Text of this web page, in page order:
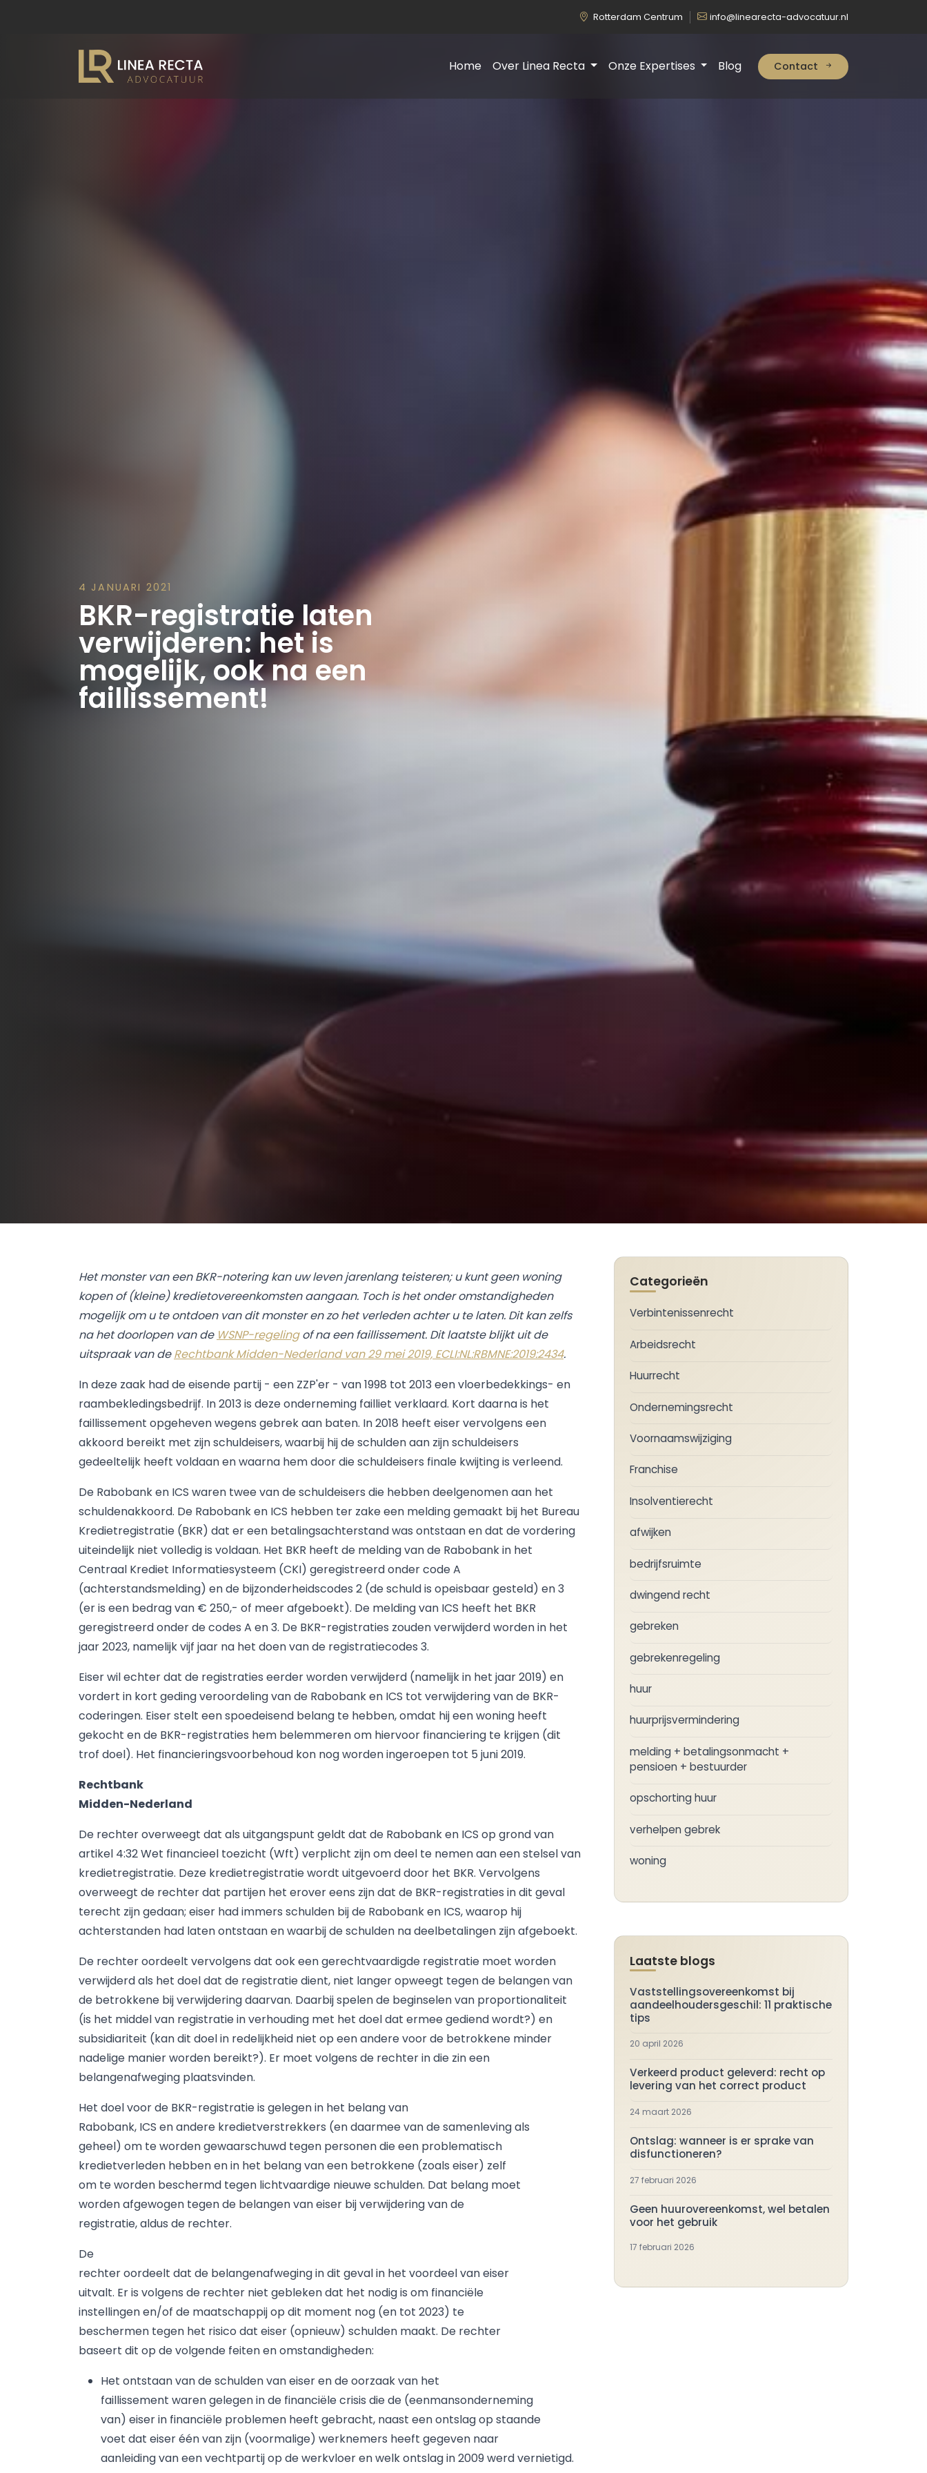
Rotterdam Centrum info@linearecta-advocatuur.nl
Home Over Linea Recta Onze Expertises Blog Contact
4 JANUARI 2021
BKR-registratie laten
verwijderen: het is
mogelijk, ook na een
faillissement!
Het monster van een BKR-notering kan uw leven jarenlang teisteren; u kunt geen woning
kopen of (kleine) kredietovereenkomsten aangaan. Toch is het onder omstandigheden
mogelijk om u te ontdoen van dit monster en zo het verleden achter u te laten. Dit kan zelfs
na het doorlopen van de WSNP-regelingof na een faillissement. Dit laatste blijkt uit de
uitspraak van deRechtbank Midden-Nederland van 29 mei 2019, ECLI:NL:RBMNE:2019:2434.
In deze zaak had de eisende partij - een ZZP'er - van 1998 tot 2013 een vloerbedekkings- en
raambekledingsbedrijf. In 2013 is deze onderneming failliet verklaard. Kort daarna is het
faillissement opgeheven wegens gebrek aan baten. In 2018 heeft eiser vervolgens een
akkoord bereikt met zijn schuldeisers, waarbij hij de schulden aan zijn schuldeisers
gedeeltelijk heeft voldaan en waarna hem door die schuldeisers finale kwijting is verleend.
De Rabobank en ICS waren twee van de schuldeisers die hebben deelgenomen aan het
schuldenakkoord. De Rabobank en ICS hebben ter zake een melding gemaakt bij het Bureau
Kredietregistratie (BKR) dat er een betalingsachterstand was ontstaan en dat de vordering
uiteindelijk niet volledig is voldaan. Het BKR heeft de melding van de Rabobank in het
Centraal Krediet Informatiesysteem (CKI) geregistreerd onder code A
(achterstandsmelding) en de bijzonderheidscodes 2 (de schuld is opeisbaar gesteld) en 3
(er is een bedrag van € 250,- of meer afgeboekt). De melding van ICS heeft het BKR
geregistreerd onder de codes A en 3. De BKR-registraties zouden verwijderd worden in het
jaar 2023, namelijk vijf jaar na het doen van de registratiecodes 3.
Eiser wil echter dat de registraties eerder worden verwijderd (namelijk in het jaar 2019) en
vordert in kort geding veroordeling van de Rabobank en ICS tot verwijdering van de BKR-
coderingen. Eiser stelt een spoedeisend belang te hebben, omdat hij een woning heeft
gekocht en de BKR-registraties hem belemmeren om hiervoor financiering te krijgen (dit
trof doel). Het financieringsvoorbehoud kon nog worden ingeroepen tot 5 juni 2019.
Rechtbank
Midden-Nederland
De rechter overweegt dat als uitgangspunt geldt dat de Rabobank en ICS op grond van
artikel 4:32 Wet financieel toezicht (Wft) verplicht zijn om deel te nemen aan een stelsel van
kredietregistratie. Deze kredietregistratie wordt uitgevoerd door het BKR. Vervolgens
overweegt de rechter dat partijen het erover eens zijn dat de BKR-registraties in dit geval
terecht zijn gedaan; eiser had immers schulden bij de Rabobank en ICS, waarop hij
achterstanden had laten ontstaan en waarbij de schulden na deelbetalingen zijn afgeboekt.
De rechter oordeelt vervolgens dat ook een gerechtvaardigde registratie moet worden
verwijderd als het doel dat de registratie dient, niet langer opweegt tegen de belangen van
de betrokkene bij verwijdering daarvan. Daarbij spelen de beginselen van proportionaliteit
(is het middel van registratie in verhouding met het doel dat ermee gediend wordt?) en
subsidiariteit (kan dit doel in redelijkheid niet op een andere voor de betrokkene minder
nadelige manier worden bereikt?). Er moet volgens de rechter in die zin een
belangenafweging plaatsvinden.
Het doel voor de BKR-registratie is gelegen in het belang van
Rabobank, ICS en andere kredietverstrekkers (en daarmee van de samenleving als
geheel) om te worden gewaarschuwd tegen personen die een problematisch
kredietverleden hebben en in het belang van een betrokkene (zoals eiser) zelf
om te worden beschermd tegen lichtvaardige nieuwe schulden. Dat belang moet
worden afgewogen tegen de belangen van eiser bij verwijdering van de
registratie, aldus de rechter.
De
rechter oordeelt dat de belangenafweging in dit geval in het voordeel van eiser
uitvalt. Er is volgens de rechter niet gebleken dat het nodig is om financiële
instellingen en/of de maatschappij op dit moment nog (en tot 2023) te
beschermen tegen het risico dat eiser (opnieuw) schulden maakt. De rechter
baseert dit op de volgende feiten en omstandigheden:
Het ontstaan van de schulden van eiser en de oorzaak van het
faillissement waren gelegen in de financiële crisis die de (eenmansonderneming
van) eiser in financiële problemen heeft gebracht, naast een ontslag op staande
voet dat eiser één van zijn (voormalige) werknemers heeft gegeven naar
aanleiding van een vechtpartij op de werkvloer en welk ontslag in 2009 werd vernietigd.
Categorieën
Verbintenissenrecht
Arbeidsrecht
Huurrecht
Ondernemingsrecht
Voornaamswijziging
Franchise
Insolventierecht
afwijken
bedrijfsruimte
dwingend recht
gebreken
gebrekenregeling
huur
huurprijsvermindering
melding + betalingsonmacht +
pensioen + bestuurder
opschorting huur
verhelpen gebrek
woning
Laatste blogs
Vaststellingsovereenkomst bij
aandeelhoudersgeschil: 11 praktische
tips
20 april 2026
Verkeerd product geleverd: recht op
levering van het correct product
24 maart 2026
Ontslag: wanneer is er sprake van
disfunctioneren?
27 februari 2026
Geen huurovereenkomst, wel betalen
voor het gebruik
17 februari 2026